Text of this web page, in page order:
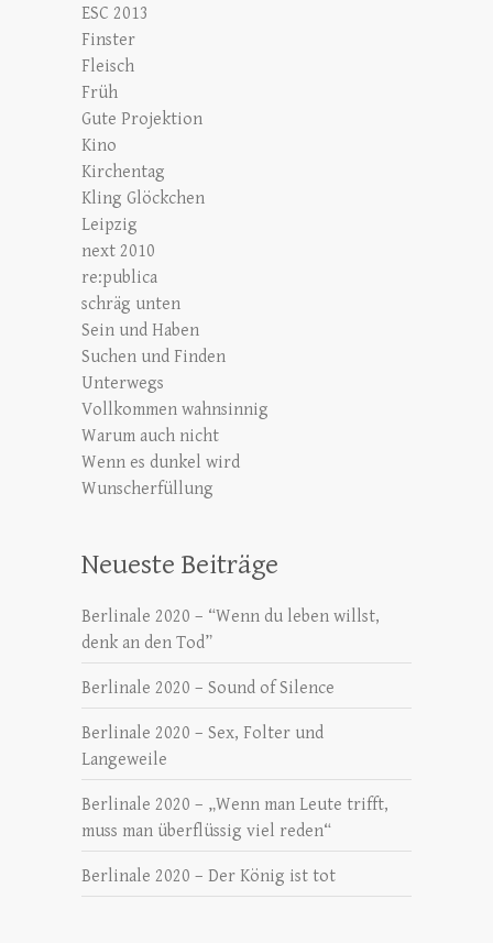
ESC 2013
Finster
Fleisch
Früh
Gute Projektion
Kino
Kirchentag
Kling Glöckchen
Leipzig
next 2010
re:publica
schräg unten
Sein und Haben
Suchen und Finden
Unterwegs
Vollkommen wahnsinnig
Warum auch nicht
Wenn es dunkel wird
Wunscherfüllung
Neueste Beiträge
Berlinale 2020 – “Wenn du leben willst,
denk an den Tod”
Berlinale 2020 – Sound of Silence
Berlinale 2020 – Sex, Folter und
Langeweile
Berlinale 2020 – „Wenn man Leute trifft,
muss man überflüssig viel reden“
Berlinale 2020 – Der König ist tot